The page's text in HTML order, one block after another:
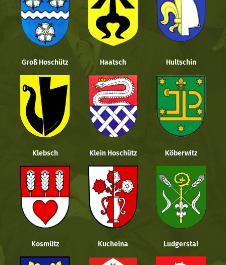
Groß Hoschütz Haatsch Hultschin
Klebsch Klein Hoschütz Köberwitz
Kosmütz Kuchelna Ludgerstal